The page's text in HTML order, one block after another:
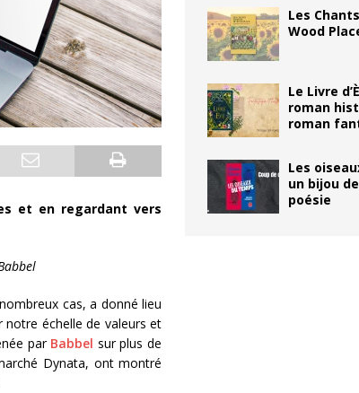
et en regardant vers
cas, a donné lieu
notre échelle de valeurs et
par Babbel sur plus de
Dynata, ont montré
Les
Wood
Le Livre
roman
roman
Les
un bijou
poésie